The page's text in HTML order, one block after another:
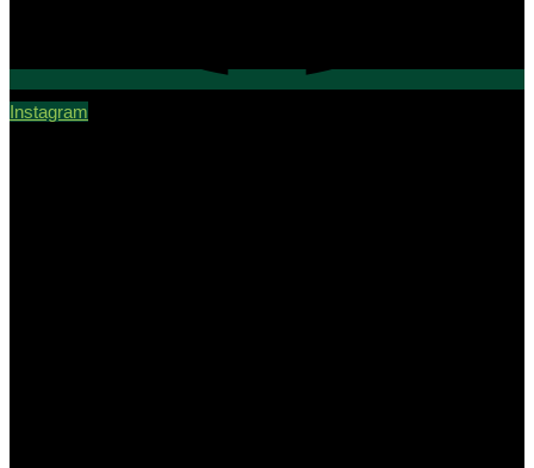
Instagram